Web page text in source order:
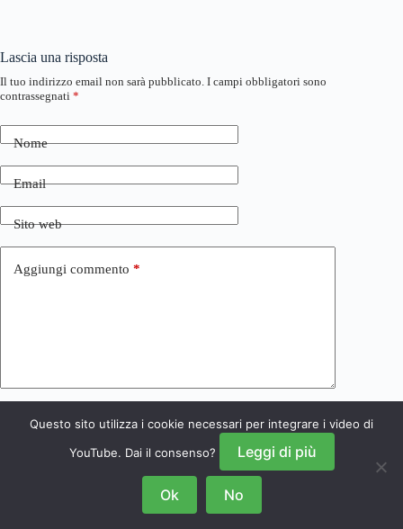
Lascia una risposta
Il tuo indirizzo email non sarà pubblicato. I campi obbligatori sono
contrassegnati *
Nome
Email
Sito web
Aggiungi commento *
Invia commento
Questo sito utilizza i cookie necessari per integrare i video di
YouTube. Dai il consenso?
Leggi di più
Ok No